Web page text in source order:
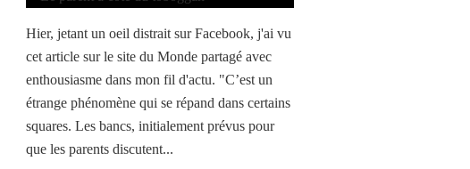
Hier, jetant un oeil distrait sur Facebook, j'ai vu
cet article sur le site du Monde partagé avec
enthousiasme dans mon fil d'actu. "C’est un
étrange phénomène qui se répand dans certains
squares. Les bancs, initialement prévus pour
que les parents discutent...